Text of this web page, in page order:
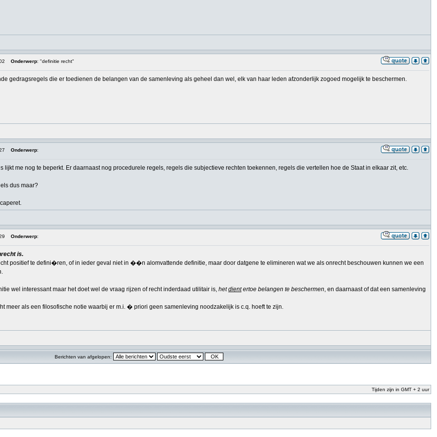
Onderwerp: "definitie recht"
gedragsregels die er toedienen de belangen van de samenleving als geheel dan wel, elk van haar leden afzonderlijk zogoed mogelijk te beschermen.
Onderwerp:
lijkt me nog te beperkt. Er daarnaast nog procedurele regels, regels die subjectieve rechten toekennen, regels die vertellen hoe de Staat in elkaar zit, etc.
dus maar?
Onderwerp:
is.
positief te defini�ren, of in ieder geval niet in ��n alomvattende definitie, maar door datgene te elimineren wat we als onrecht beschouwen kunnen we een
wel interessant maar het doet wel de vraag rijzen of recht inderdaad utilitair is, hetdientertoe belangen te beschermen, en daarnaast of dat een samenleving
meer als een filosofische notie waarbij er m.i. � priori geen samenleving noodzakelijk is c.q. hoeft te zijn.
Berichten van afgelopen:
Tijden zijn in GMT + 2 uur